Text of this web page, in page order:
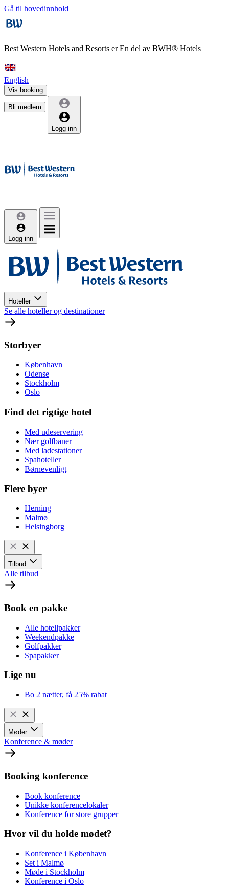
Gå til hovedinnhold
Best Western Hotels and Resorts erEn del av BWH® Hotels
English
Vis booking
Bli medlem
Logg inn
Logg inn
Hoteller
Se alle hoteller og destinationer
Storbyer
København
Odense
Stockholm
Oslo
Find det rigtige hotel
Med udeservering
Nær golfbaner
Med ladestationer
Spahoteller
Børnevenligt
Flere byer
Herning
Malmø
Helsingborg
Tilbud
Alle tilbud
Book en pakke
Alle hotellpakker
Weekendpakke
Golfpakker
Spapakker
Lige nu
Bo 2 nætter, få 25% rabat
Møder
Konference & møder
Booking konference
Book konference
Unikke konferencelokaler
Konference for store grupper
Hvor vil du holde mødet?
Konference i København
Set i Malmø
Møde i Stockholm
Konference i Oslo